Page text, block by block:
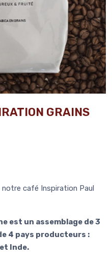
GRAINS
café Inspiration Paul
est un assemblage de 3
4 pays producteurs :
Inde.